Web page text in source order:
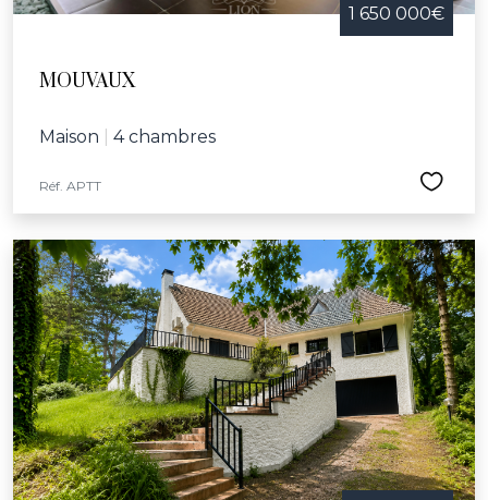
1 650 000€
MOUVAUX
Maison 4 chambres
Réf. APTT